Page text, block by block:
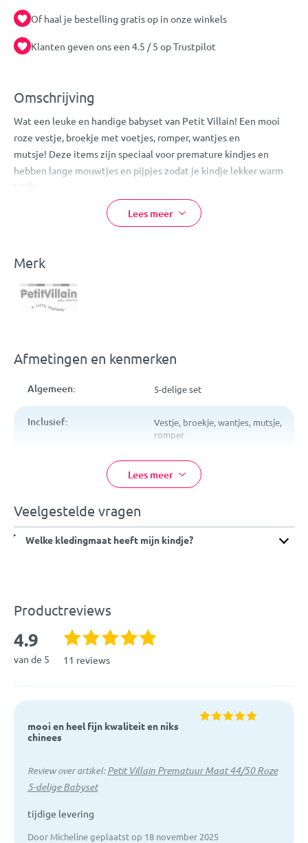
Of haal je bestelling gratis op in onze winkels
Klanten geven ons een 4.5 / 5 op Trustpilot
Omschrijving
Wat een leuke en handige babyset van Petit Villain! Een mooi
roze vestje, broekje met voetjes, romper, wantjes en
mutsje! Deze items zijn speciaal voor premature kindjes en
hebben lange mouwtjes en pijpjes zodat je kindje lekker warm
blijft!
Deze set is heel leuk om cadeau te geven of om gewoon zelf te
kopen! Je hebt in één keer een aantal mooie spulletjes voor je
wasbaar op 40°
Eigenschappen:
Petit Villain prematuur 5-delige babyset
Houdt je kindje warm
Wasbaar op 40°
Maat 50*
*Let op: deze prematuur babyset heeft maat 50 als officiële
overeen met ongeveer maat 44.
Lees meer
Merk
Afmetingen en kenmerken
Algemeen: 5-delige set
Inclusief:
Vestje, broekje, wantjes, mutsje,
romper
Prematuur
Maat 44/50
Lees meer
Veelgestelde vragen
Welke kledingmaat heeft mijn kindje?
Productreviews
4.9
van de 5 11 reviews
mooi en heel fijn kwaliteit en niks
chinees
Review over artikel:Petit Villain Prematuur Maat 44/50 Roze
5-delige Babyset
tijdige levering
Door Micheline geplaatst op 18 november 2025